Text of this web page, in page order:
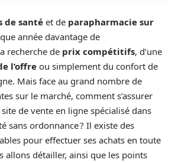
de santé et de parapharmacie sur
année davantage de
recherche de prix compétitifs, d’une
l’offre ou simplement du confort de
Mais face au grand nombre de
sur le marché, comment s’assurer
site de vente en ligne spécialisé dans
sans ordonnance ? Il existe des
pour effectuer ses achats en toute
allons détailler, ainsi que les points